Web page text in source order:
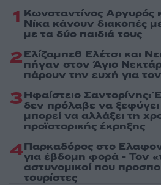
1 Κωνσταντίνος Αργυρός
Νίκα κάνουν διακοπές
με τα δύο παιδιά τους
2Ελίζαμπεθ Ελέτσι και
πήγαν στον Άγιο
πάρουν την ευχή για
3Ηφαίστειο Σαντορίνης:
δεν πρόλαβε να
μπορεί να αλλάξει τη
προϊστορικής έκρηξης
4Παρκαδόρος στο
για έβδομη φορά - Τον
αστυνομικοί που
τουρίστες